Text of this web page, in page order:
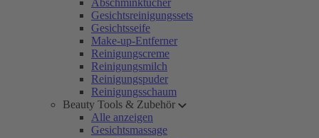
Abschminktücher
Gesichtsreinigungssets
Gesichtsseife
Make-up-Entferner
Reinigungscreme
Reinigungsmilch
Reinigungspuder
Reinigungsschaum
Beauty Tools & Zubehör
Alle anzeigen
Gesichtsmassage